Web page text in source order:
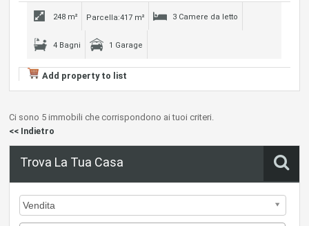
248 m² Parcella:417 m² 3 Camere da letto
4 Bagni 1 Garage
Add property to list
Ci sono 5 immobili che corrispondono ai tuoi criteri.
<< Indietro
Trova La Tua Casa